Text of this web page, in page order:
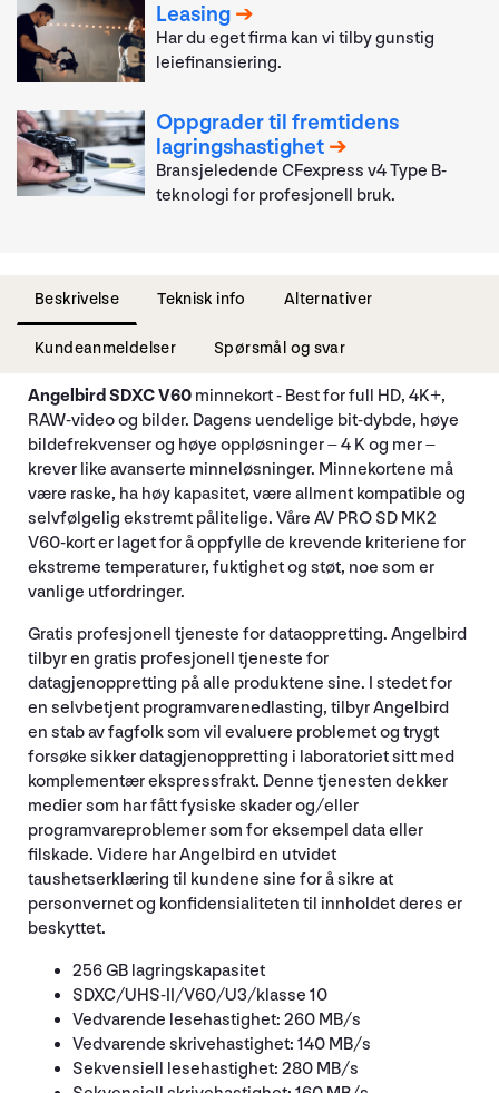
Leasing
Har du eget firma kan vi tilby gunstig
leiefinansiering.
Oppgrader til fremtidens
lagringshastighet
Bransjeledende CFexpress v4 Type B-
teknologi for profesjonell bruk.
Beskrivelse Teknisk info Alternativer
Kundeanmeldelser Spørsmål og svar
Angelbird SDXC V60 minnekort - Best for full HD, 4K+,
RAW-video og bilder. Dagens uendelige bit-dybde, høye
bildefrekvenser og høye oppløsninger – 4 K og mer –
krever like avanserte minneløsninger. Minnekortene må
være raske, ha høy kapasitet, være allment kompatible og
selvfølgelig ekstremt pålitelige. Våre AV PRO SD MK2
V60-kort er laget for å oppfylle de krevende kriteriene for
ekstreme temperaturer, fuktighet og støt, noe som er
vanlige utfordringer.
Gratis profesjonell tjeneste for dataoppretting. Angelbird
tilbyr en gratis profesjonell tjeneste for
datagjenoppretting på alle produktene sine. I stedet for
en selvbetjent programvarenedlasting, tilbyr Angelbird
en stab av fagfolk som vil evaluere problemet og trygt
forsøke sikker datagjenoppretting i laboratoriet sitt med
komplementær ekspressfrakt. Denne tjenesten dekker
medier som har fått fysiske skader og/eller
programvareproblemer som for eksempel data eller
filskade. Videre har Angelbird en utvidet
taushetserklæring til kundene sine for å sikre at
personvernet og konfidensialiteten til innholdet deres er
beskyttet.
256 GB lagringskapasitet
SDXC/UHS-II/V60/U3/klasse 10
Vedvarende lesehastighet: 260 MB/s
Vedvarende skrivehastighet: 140 MB/s
Sekvensiell lesehastighet: 280 MB/s